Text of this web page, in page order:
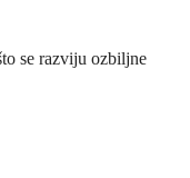
se razviju ozbiljne